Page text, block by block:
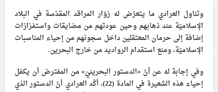
وتناول العرادي ما يتعرّض له زوّار المراقد المقدّسة في البلاد
الإسلاميّة عند ذهابهم وحين عودتهم من مضايقات واستفزازات
إضافة إلى حرمان المعتقلين داخل سجونهم من إحياء المناسبات
الإسلاميّة، ومنع استقدام الرواديد من خارج البحرين.
وفي إجابة له عن أنّ «الدستور البحرينيّ» من المفترض أن يكفل
إحياء هذه الشعيرة في المادة (22)، أكّد العرادي أنّ الدستور الذي